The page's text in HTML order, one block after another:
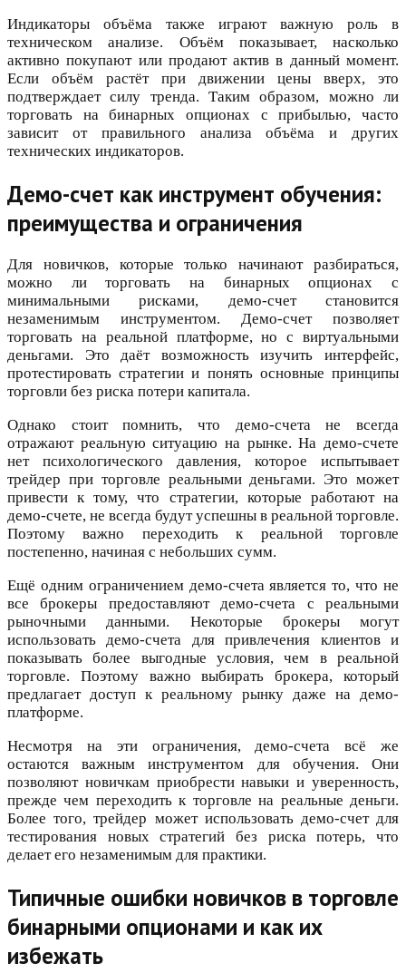
Индикаторы объёма также играют важную роль в
техническом анализе. Объём показывает, насколько
активно покупают или продают актив в данный момент.
Если объём растёт при движении цены вверх, это
подтверждает силу тренда. Таким образом, можно ли
торговать на бинарных опционах с прибылью, часто
зависит от правильного анализа объёма и других
технических индикаторов.
Демо-счет как инструмент обучения:
преимущества и ограничения
Для новичков, которые только начинают разбираться,
можно ли торговать на бинарных опционах с
минимальными рисками, демо-счет становится
незаменимым инструментом. Демо-счет позволяет
торговать на реальной платформе, но с виртуальными
деньгами. Это даёт возможность изучить интерфейс,
протестировать стратегии и понять основные принципы
торговли без риска потери капитала.
Однако стоит помнить, что демо-счета не всегда
отражают реальную ситуацию на рынке. На демо-счете
нет психологического давления, которое испытывает
трейдер при торговле реальными деньгами. Это может
привести к тому, что стратегии, которые работают на
демо-счете, не всегда будут успешны в реальной торговле.
Поэтому важно переходить к реальной торговле
постепенно, начиная с небольших сумм.
Ещё одним ограничением демо-счета является то, что не
все брокеры предоставляют демо-счета с реальными
рыночными данными. Некоторые брокеры могут
использовать демо-счета для привлечения клиентов и
показывать более выгодные условия, чем в реальной
торговле. Поэтому важно выбирать брокера, который
предлагает доступ к реальному рынку даже на демо-
платформе.
Несмотря на эти ограничения, демо-счета всё же
остаются важным инструментом для обучения. Они
позволяют новичкам приобрести навыки и уверенность,
прежде чем переходить к торговле на реальные деньги.
Более того, трейдер может использовать демо-счет для
тестирования новых стратегий без риска потерь, что
делает его незаменимым для практики.
Типичные ошибки новичков в торговле
бинарными опционами и как их
избежать